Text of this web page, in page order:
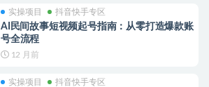
实操项目 抖音快手专区
AI民间故事短视频起号指南：从零打造爆款账
号全流程
12 月前
实操项目 抖音快手专区